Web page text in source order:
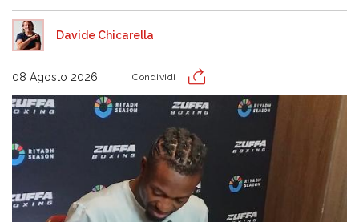
Davide Chicarella
08 Agosto 2026 Condividi